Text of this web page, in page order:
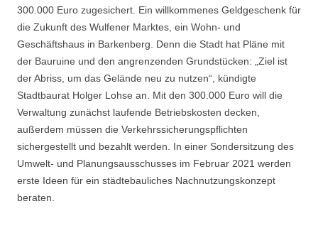
300.000 Euro zugesichert. Ein willkommenes Geldgeschenk für
die Zukunft des Wulfener Marktes, ein Wohn- und
Geschäftshaus in Barkenberg. Denn die Stadt hat Pläne mit
der Bauruine und den angrenzenden Grundstücken: „Ziel ist
der Abriss, um das Gelände neu zu nutzen“, kündigte
Stadtbaurat Holger Lohse an. Mit den 300.000 Euro will die
Verwaltung zunächst laufende Betriebskosten decken,
außerdem müssen die Verkehrssicherungspflichten
sichergestellt und bezahlt werden. In einer Sondersitzung des
Umwelt- und Planungsausschusses im Februar 2021 werden
erste Ideen für ein städtebauliches Nachnutzungskonzept
beraten.